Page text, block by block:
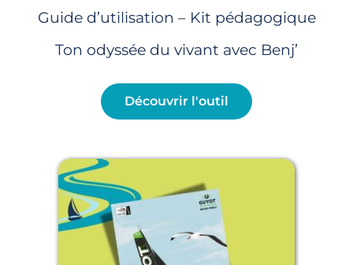
Guide d’utilisation – Kit pédagogique
Ton odyssée du vivant avec Benj’
Découvrir l'outil